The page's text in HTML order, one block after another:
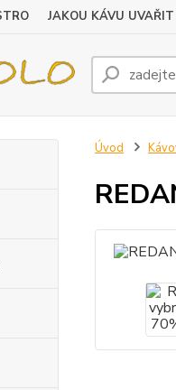
JAKOU KÁVU UVAŘIT
Úvod